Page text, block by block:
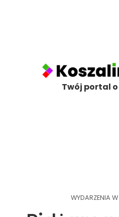
Twój portal
WYDARZENIA